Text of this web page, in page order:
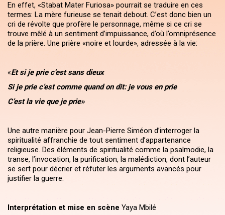
En effet, «Stabat Mater Furiosa» pourrait se traduire en ces
termes: La mère furieuse se tenait debout. C’est donc bien un
cri de révolte que profère le personnage, même si ce cri se
trouve mêlé à un sentiment d’impuissance, d’où l’omniprésence
de la prière. Une prière «noire et lourde», adressée à la vie:
«Et si je prie c’est sans dieux
Si je prie c’est comme quand on dit: je vous en prie
C’est la vie que je prie»
Une autre manière pour Jean-Pierre Siméon d’interroger la
spiritualité affranchie de tout sentiment d’appartenance
religieuse. Des éléments de spiritualité comme la psalmodie, la
transe, l’invocation, la purification, la malédiction, dont l’auteur
se sert pour décrier et réfuter les arguments avancés pour
justifier la guerre.
Interprétation et mise en scène Yaya Mbilé